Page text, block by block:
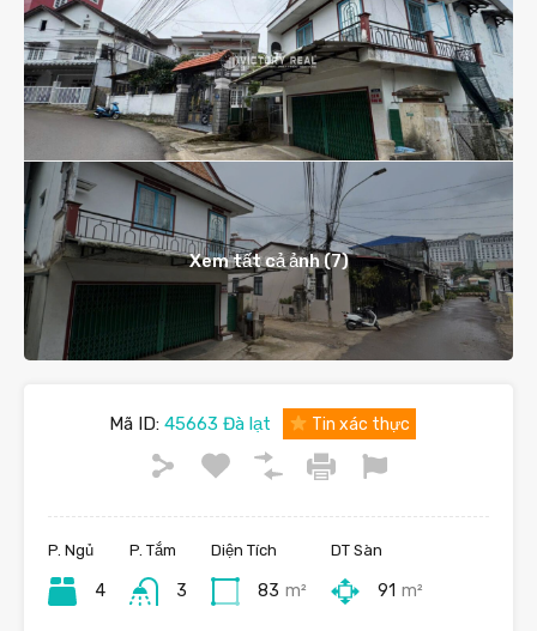
Xem tất cả ảnh (7)
Mã ID: 45663 Đà lạt Tin xác thực
P. Ngủ
4
P. Tắm
3
Diện Tích
83 m²
DT Sàn
91 m²